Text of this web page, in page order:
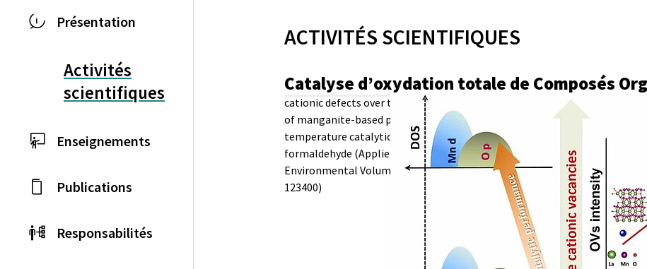
Présentation
Activités
scientifiques
Enseignements
Publications
Responsabilités
ACTIVITÉS SCIENTIFIQUES
Catalyse d’oxydation totale de Composés
cationic defects over the surface reactivity
of manganite-based perovskites for low
temperature catalytic oxidation of
formaldehyde (Applied Catalysis B:
Environmental Volume 342, March 2024,
123400)